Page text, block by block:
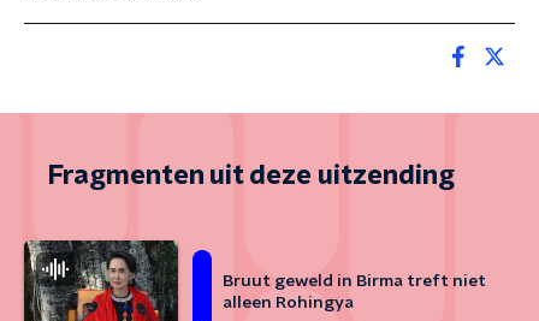
Fragmenten uit deze uitzending
Bruut geweld in Birma treft niet
alleen Rohingya